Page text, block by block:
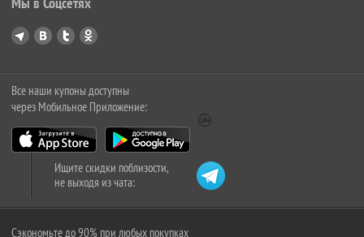
Все наши купоны доступны
через Мобильное Приложение:
Ищите скидки поблизости,
не выходя из чата:
Сэкономьте до 90% при любых покупках